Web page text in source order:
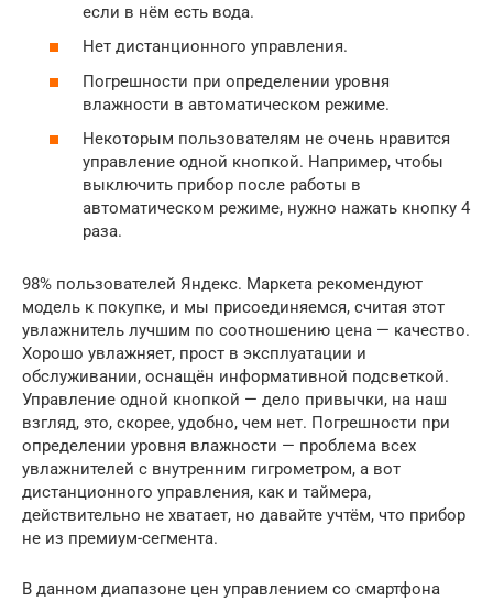
если в нём есть вода.
Нет дистанционного управления.
Погрешности при определении уровня
влажности в автоматическом режиме.
Некоторым пользователям не очень нравится
управление одной кнопкой. Например, чтобы
выключить прибор после работы в
автоматическом режиме, нужно нажать кнопку 4
раза.
98% пользователей Яндекс. Маркета рекомендуют
модель к покупке, и мы присоединяемся, считая этот
увлажнитель лучшим по соотношению цена — качество.
Хорошо увлажняет, прост в эксплуатации и
обслуживании, оснащён информативной подсветкой.
Управление одной кнопкой — дело привычки, на наш
взгляд, это, скорее, удобно, чем нет. Погрешности при
определении уровня влажности — проблема всех
увлажнителей с внутренним гигрометром, а вот
дистанционного управления, как и таймера,
действительно не хватает, но давайте учтём, что прибор
не из премиум-сегмента.
В данном диапазоне цен управлением со смартфона